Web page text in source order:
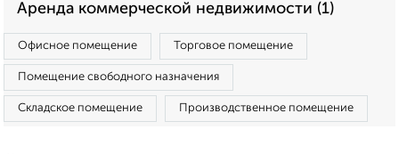
Аренда коммерческой недвижимости (1)
Офисное помещение Торговое помещение
Помещение свободного назначения
Складское помещение Производственное помещение